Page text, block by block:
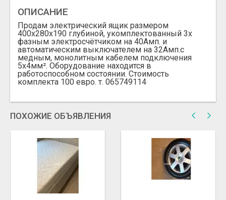
ОПИСАНИЕ
Продам электрический ящик размером
400х280х190 глубиной, укомплектованный 3х
фазным электросчётчиком на 40Амп. и
автоматическим выключателем на 32Амп.с
медным, монолитным кабелем подключения
5х4мм². Оборудование находится в
работоспособном состоянии. Стоимость
комплекта 100 евро. т. 065749114
ПОХОЖИЕ ОБЪЯВЛЕНИЯ